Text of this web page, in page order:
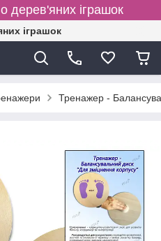
дерев'яних іграшок
іграшок
Тренажер -